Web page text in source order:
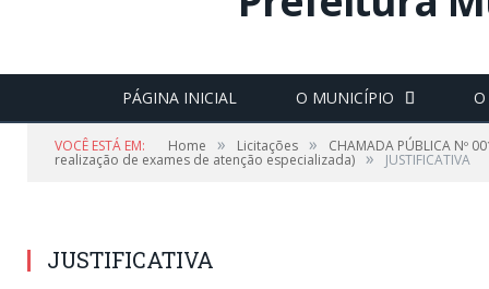
PÁGINA INICIAL O MUNICÍPIO O
VOCÊ ESTÁ EM: Home » Licitações » CHAMADA PÚBLICA Nº
realização de exames de atenção especializada) » JUSTIFICATIVA
JUSTIFICATIVA